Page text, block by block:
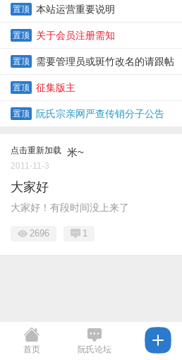
置顶 本站运营重要说明
置顶 关于会员注册需知
置顶 需要管理员或斑竹改名的请跟帖
置顶 征集版主
置顶 阮氏宗亲网严查传销分子公告
点击重新加载 米~
2011-11-3
大家好
大家好！有段时间没上来了
2696 1
首页 阮氏论坛